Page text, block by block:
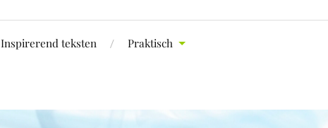
Inspirerend teksten Praktisch